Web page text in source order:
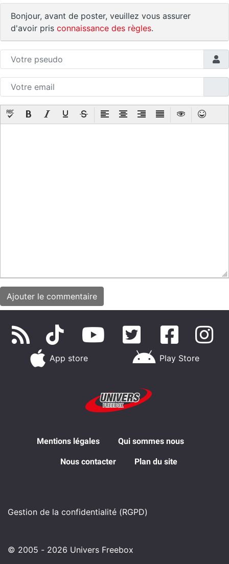
Bonjour, avant de poster, veuillez vous assurer
d'avoir pris connaissance des règles.
App store Play Store
Mentions légales Qui sommes nous
Nous contacter Plan du site
Gestion de la confidentialité (RGPD)
© 2005 - 2026 Univers Freebox